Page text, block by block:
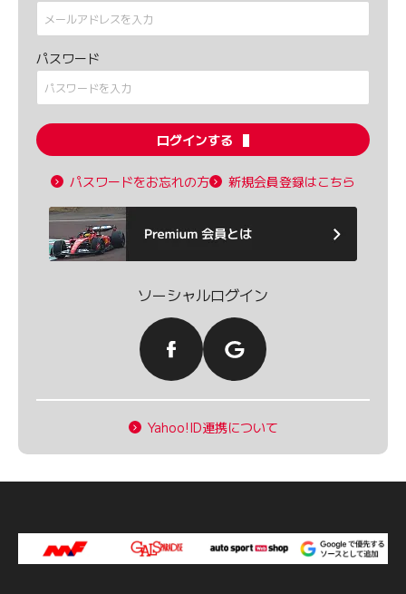
パスワード
ログインする
パスワードをお忘れの方 新規会員登録はこちら
ソーシャルログイン
Yahoo!ID連携について